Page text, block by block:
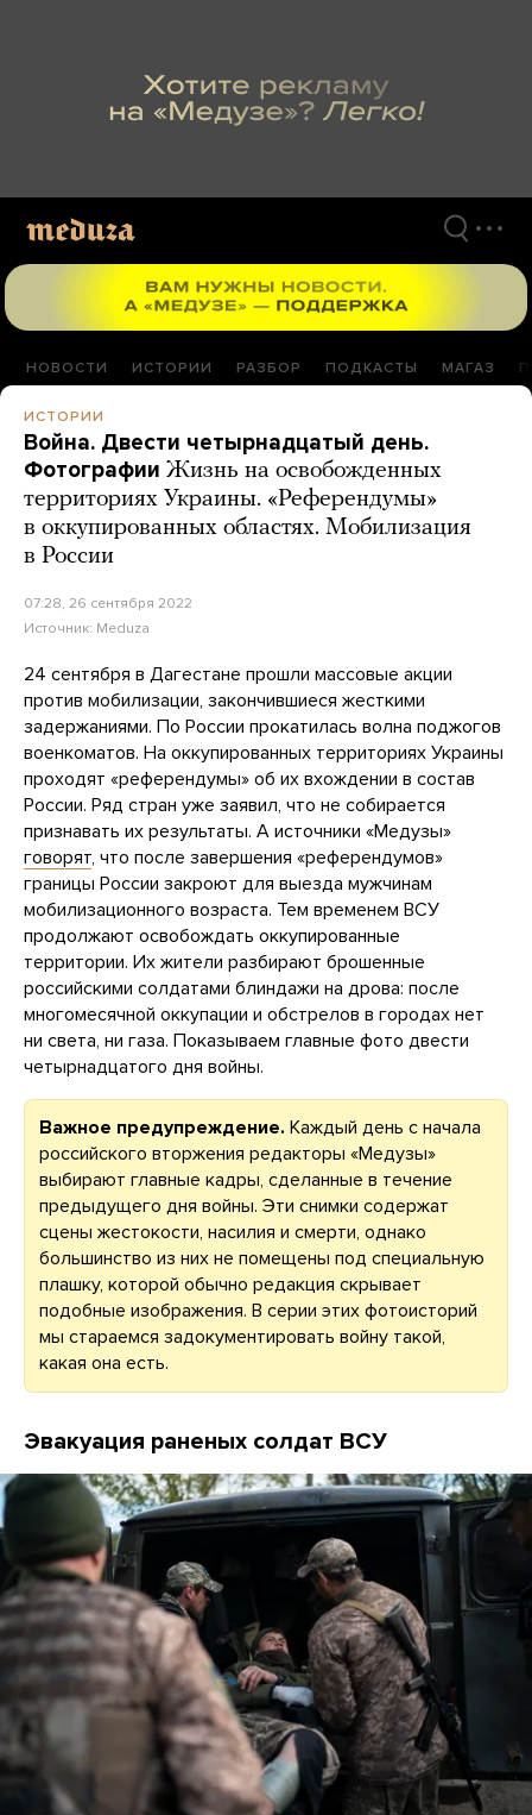
НОВОСТИ ИСТОРИИ РАЗБОР ПОДКАСТЫ МАГАЗ
ИСТОРИИ
Война. Двести четырнадцатый день.
Фотографии Жизнь на освобожденных
территориях Украины. «Референдумы»
в оккупированных областях. Мобилизация
в России
07:28, 26 сентября 2022
Источник: Meduza
24 сентября в Дагестане прошли массовые акции
против мобилизации, закончившиеся жесткими
задержаниями. По России прокатилась волна поджогов
военкоматов. На оккупированных территориях Украины
проходят «референдумы» об их вхождении в состав
России. Ряд стран уже заявил, что не собирается
признавать их результаты. А источники «Медузы»
говорят, что после завершения «референдумов»
границы России закроют для выезда мужчинам
мобилизационного возраста. Тем временем ВСУ
продолжают освобождать оккупированные
территории. Их жители разбирают брошенные
российскими солдатами блиндажи на дрова: после
многомесячной оккупации и обстрелов в городах нет
ни света, ни газа. Показываем главные фото двести
четырнадцатого дня войны.
Важное предупреждение. Каждый день с начала
российского вторжения редакторы «Медузы»
выбирают главные кадры, сделанные в течение
предыдущего дня войны. Эти снимки содержат
сцены жестокости, насилия и смерти, однако
большинство из них не помещены под специальную
плашку, которой обычно редакция скрывает
подобные изображения. В серии этих фотоисторий
мы стараемся задокументировать войну такой,
какая она есть.
Эвакуация раненых солдат ВСУ